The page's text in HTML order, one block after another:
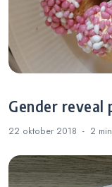
Gender reveal
22 oktober 2018 2